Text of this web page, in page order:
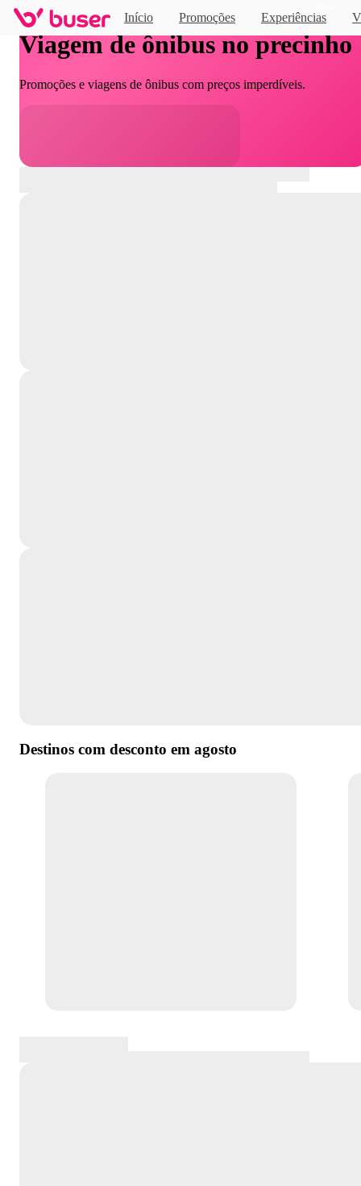
Início Promoções Experiências
Viagem de ônibus no precinho
Promoções e viagens de ônibus com preços imperdíveis.
Destinos com desconto em agosto